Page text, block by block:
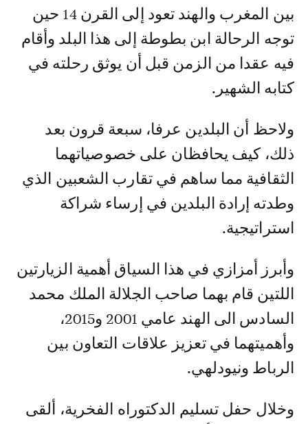
بين المغرب والهند تعود إلى القرن 14 حين
توجه الرحالة ابن بطوطة إلى هذا البلد وأقام
فيه عقدا من الزمن قبل أن يوثق رحلته في
كتابه الشهير.
ولاحظ أن البلدين عرفا، سبعة قرون بعد
ذلك، كيف يحافظان على خصوصياتهما
الثقافية مما ساهم في تقارب الشعبين الذي
وطدته إرادة البلدين في إرساء شراكة
استراتيجية.
وأبرز أمزازي في هذا السياق أهمية الزيارتين
اللتين قام بهما صاحب الجلالة الملك محمد
السادس الى الهند عامي 2001 و2015،
وأهميتهما في تعزيز علاقات التعاون بين
الرباط ونيودلهي.
وخلال حفل تسليم الدكتوراه الفخرية، ألقى